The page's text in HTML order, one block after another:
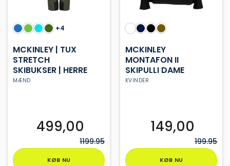
+4
MÆND
MCKINLEY | TUX
STRETCH
SKIBUKSER | HERRE
KØB NU
1199.95
499,00
KVINDER
MCKINLEY
MONTAFON II
SKIPULLI DAME
KØB NU
199.95
149,00